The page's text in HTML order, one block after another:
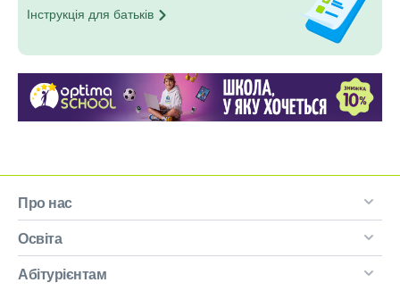
Інструкція для батьків
Про нас
Освіта
Абітурієнтам